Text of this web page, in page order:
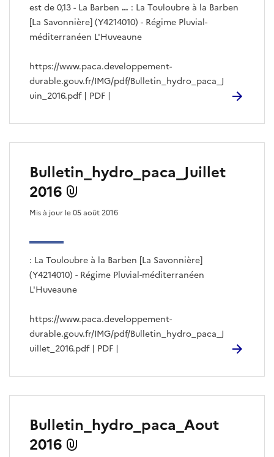
est de 0,13 - La Barben … : La Touloubre à la Barben
[La Savonnière] (Y4214010) - Régime Pluvial-
méditerranéen L'Huveaune
https://www.paca.developpement-
durable.gouv.fr/IMG/pdf/Bulletin_hydro_paca_J
uin_2016.pdf | PDF |
Bulletin_hydro_paca_Juillet
2016
: La Touloubre à la Barben [La Savonnière]
(Y4214010) - Régime Pluvial-méditerranéen
L'Huveaune
Mis à jour le 05 août 2016
https://www.paca.developpement-
durable.gouv.fr/IMG/pdf/Bulletin_hydro_paca_J
uillet_2016.pdf | PDF |
Bulletin_hydro_paca_Aout
2016